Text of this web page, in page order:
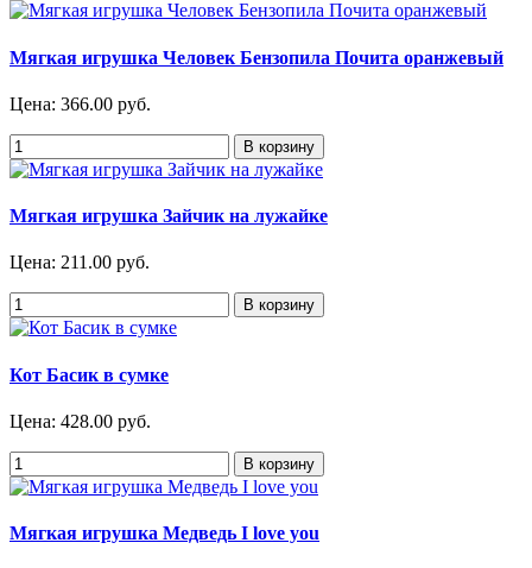
Мягкая игрушка Человек Бензопила Почита оранжевый
Цена: 366.00 руб.
Мягкая игрушка Зайчик на лужайке
Цена: 211.00 руб.
Кот Басик в сумке
Цена: 428.00 руб.
Мягкая игрушка Медведь I love you